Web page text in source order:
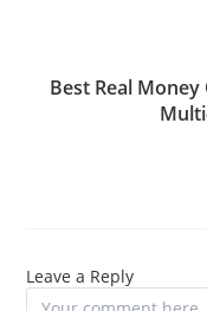
Best Real
Leave a Reply
Comment